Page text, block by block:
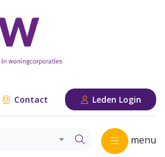
Contact Leden Login
menu